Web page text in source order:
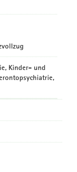
Kinder- und